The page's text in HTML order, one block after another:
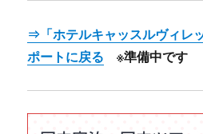
⇒「ホテルキャッスルヴィレ
ポートに戻る ※準備中です